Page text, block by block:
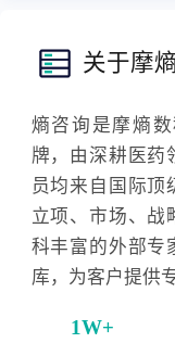
关于摩
熵咨询是摩熵
牌，由深耕医药
员均来自国际顶
立项、市场、战
科丰富的外部专
库，为客户提供
1W+